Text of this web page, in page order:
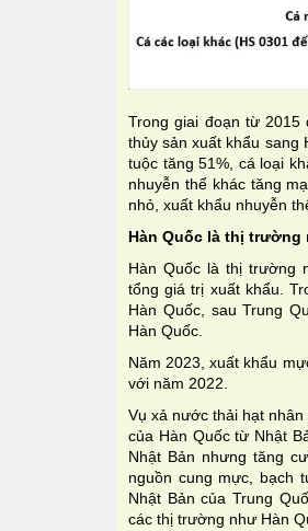
Trong giai đoạn từ 2015
thủy sản xuất khẩu sang
tuộc tăng 51%, cá loại
nhuyễn thể khác tăng
nhỏ, xuất khẩu nhuyễn
Hàn Quốc là thị trường
Hàn Quốc là thị trường
tổng giá trị xuất khẩu.
Hàn Quốc, sau Trung
Hàn Quốc.
Năm 2023, xuất khẩu
với năm 2022.
Vụ xả nước thải hạt
của Hàn Quốc từ Nhật
Nhật Bản nhưng tăng
nguồn cung mực, bạch
Nhật Bản của Trung
các thị trường như Hàn